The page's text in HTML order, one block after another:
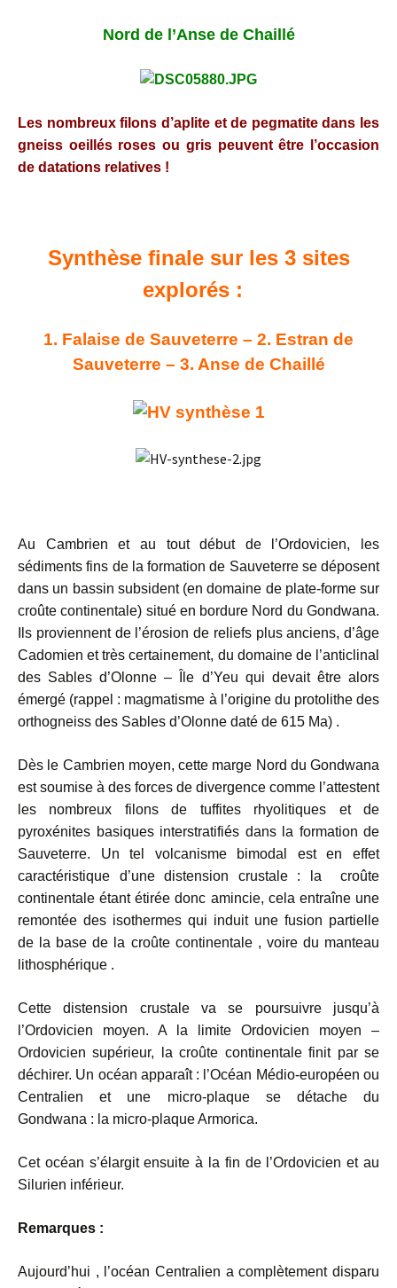
Nord de l’Anse de Chaillé
Les nombreux filons d’aplite et de pegmatite dans les
gneiss oeillés roses ou gris peuvent être l’occasion
de datations relatives !
Synthèse finale sur les 3 sites
explorés :
1. Falaise de Sauveterre – 2. Estran de
Sauveterre – 3. Anse de Chaillé
Au Cambrien et au tout début de l’Ordovicien, les
sédiments fins de la formation de Sauveterre se déposent
dans un bassin subsident (en domaine de plate-forme sur
croûte continentale) situé en bordure Nord du Gondwana.
Ils proviennent de l’érosion de reliefs plus anciens, d’âge
Cadomien et très certainement, du domaine de l’anticlinal
des Sables d’Olonne – Île d’Yeu qui devait être alors
émergé (rappel : magmatisme à l’origine du protolithe des
orthogneiss des Sables d’Olonne daté de 615 Ma) .
Dès le Cambrien moyen, cette marge Nord du Gondwana
est soumise à des forces de divergence comme l’attestent
les nombreux filons de tuffites rhyolitiques et de
pyroxénites basiques interstratifiés dans la formation de
Sauveterre. Un tel volcanisme bimodal est en effet
caractéristique d’une distension crustale : la croûte
continentale étant étirée donc amincie, cela entraîne une
remontée des isothermes qui induit une fusion partielle
de la base de la croûte continentale , voire du manteau
lithosphérique .
Cette distension crustale va se poursuivre jusqu’à
l’Ordovicien moyen. A la limite Ordovicien moyen –
Ordovicien supérieur, la croûte continentale finit par se
déchirer. Un océan apparaît : l’Océan Médio-européen ou
Centralien et une micro-plaque se détache du
Gondwana : la micro-plaque Armorica.
Cet océan s’élargit ensuite à la fin de l’Ordovicien et au
Silurien inférieur.
Remarques :
Aujourd’hui , l’océan Centralien a complètement disparu